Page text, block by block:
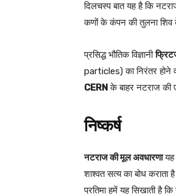
दिलचस्प बात यह है कि
कणों के कंपन की तुलना शिव
प्रसिद्ध भौतिक विज्ञानी
particles) का निरंतर होने
CERNके बाहर नटराज की
निष्कर्ष
नटराज की मूल अवधारणायह
शाश्वत सत्य का बोध कराता
प्रतिमा हमें यह सिखाती है